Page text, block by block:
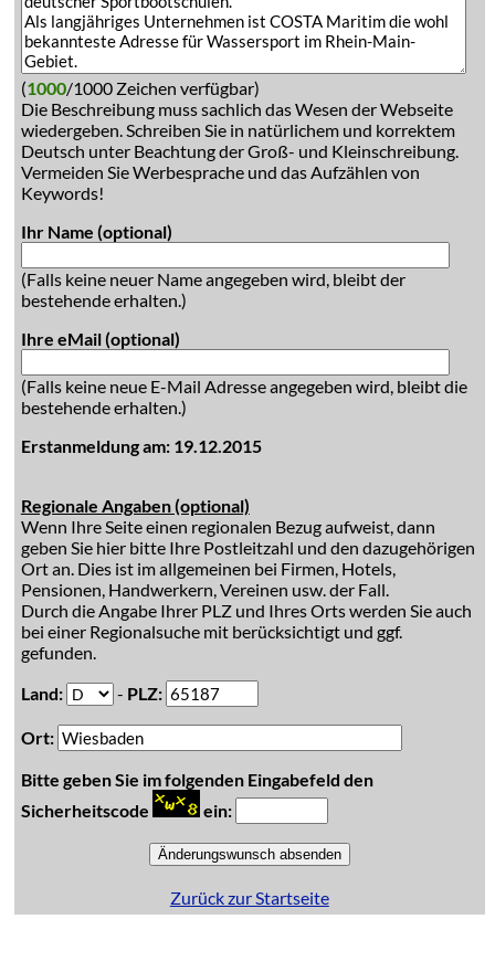
(1000/1000 Zeichen verfügbar)
Die Beschreibung muss sachlich das Wesen der Webseite
wiedergeben. Schreiben Sie in natürlichem und korrektem
Deutsch unter Beachtung der Groß- und Kleinschreibung.
Vermeiden Sie Werbesprache und das Aufzählen von
Keywords!
Ihr Name (optional)
(Falls keine neuer Name angegeben wird, bleibt der
bestehende erhalten.)
Ihre eMail (optional)
(Falls keine neue E-Mail Adresse angegeben wird, bleibt die
bestehende erhalten.)
Erstanmeldung am: 19.12.2015
Regionale Angaben (optional)
Wenn Ihre Seite einen regionalen Bezug aufweist, dann
geben Sie hier bitte Ihre Postleitzahl und den dazugehörigen
Ort an. Dies ist im allgemeinen bei Firmen, Hotels,
Pensionen, Handwerkern, Vereinen usw. der Fall.
Durch die Angabe Ihrer PLZ und Ihres Orts werden Sie auch
bei einer Regionalsuche mit berücksichtigt und ggf.
gefunden.
Land:
- PLZ:
Ort:
Bitte geben Sie im folgenden Eingabefeld den
Sicherheitscode
ein:
Zurück zur Startseite